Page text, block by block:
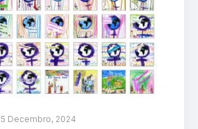
5 Decembro, 2024